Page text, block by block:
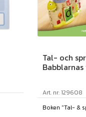
Tal- och
Art. nr: 129608
Boken "Tal- &